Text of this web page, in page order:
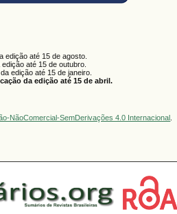
edição até 15 de agosto.
até 15 de outubro.
edição até 15 de janeiro.
da edição até 15 de abril.
NãoComercial-SemDerivações 4.0 Internacional